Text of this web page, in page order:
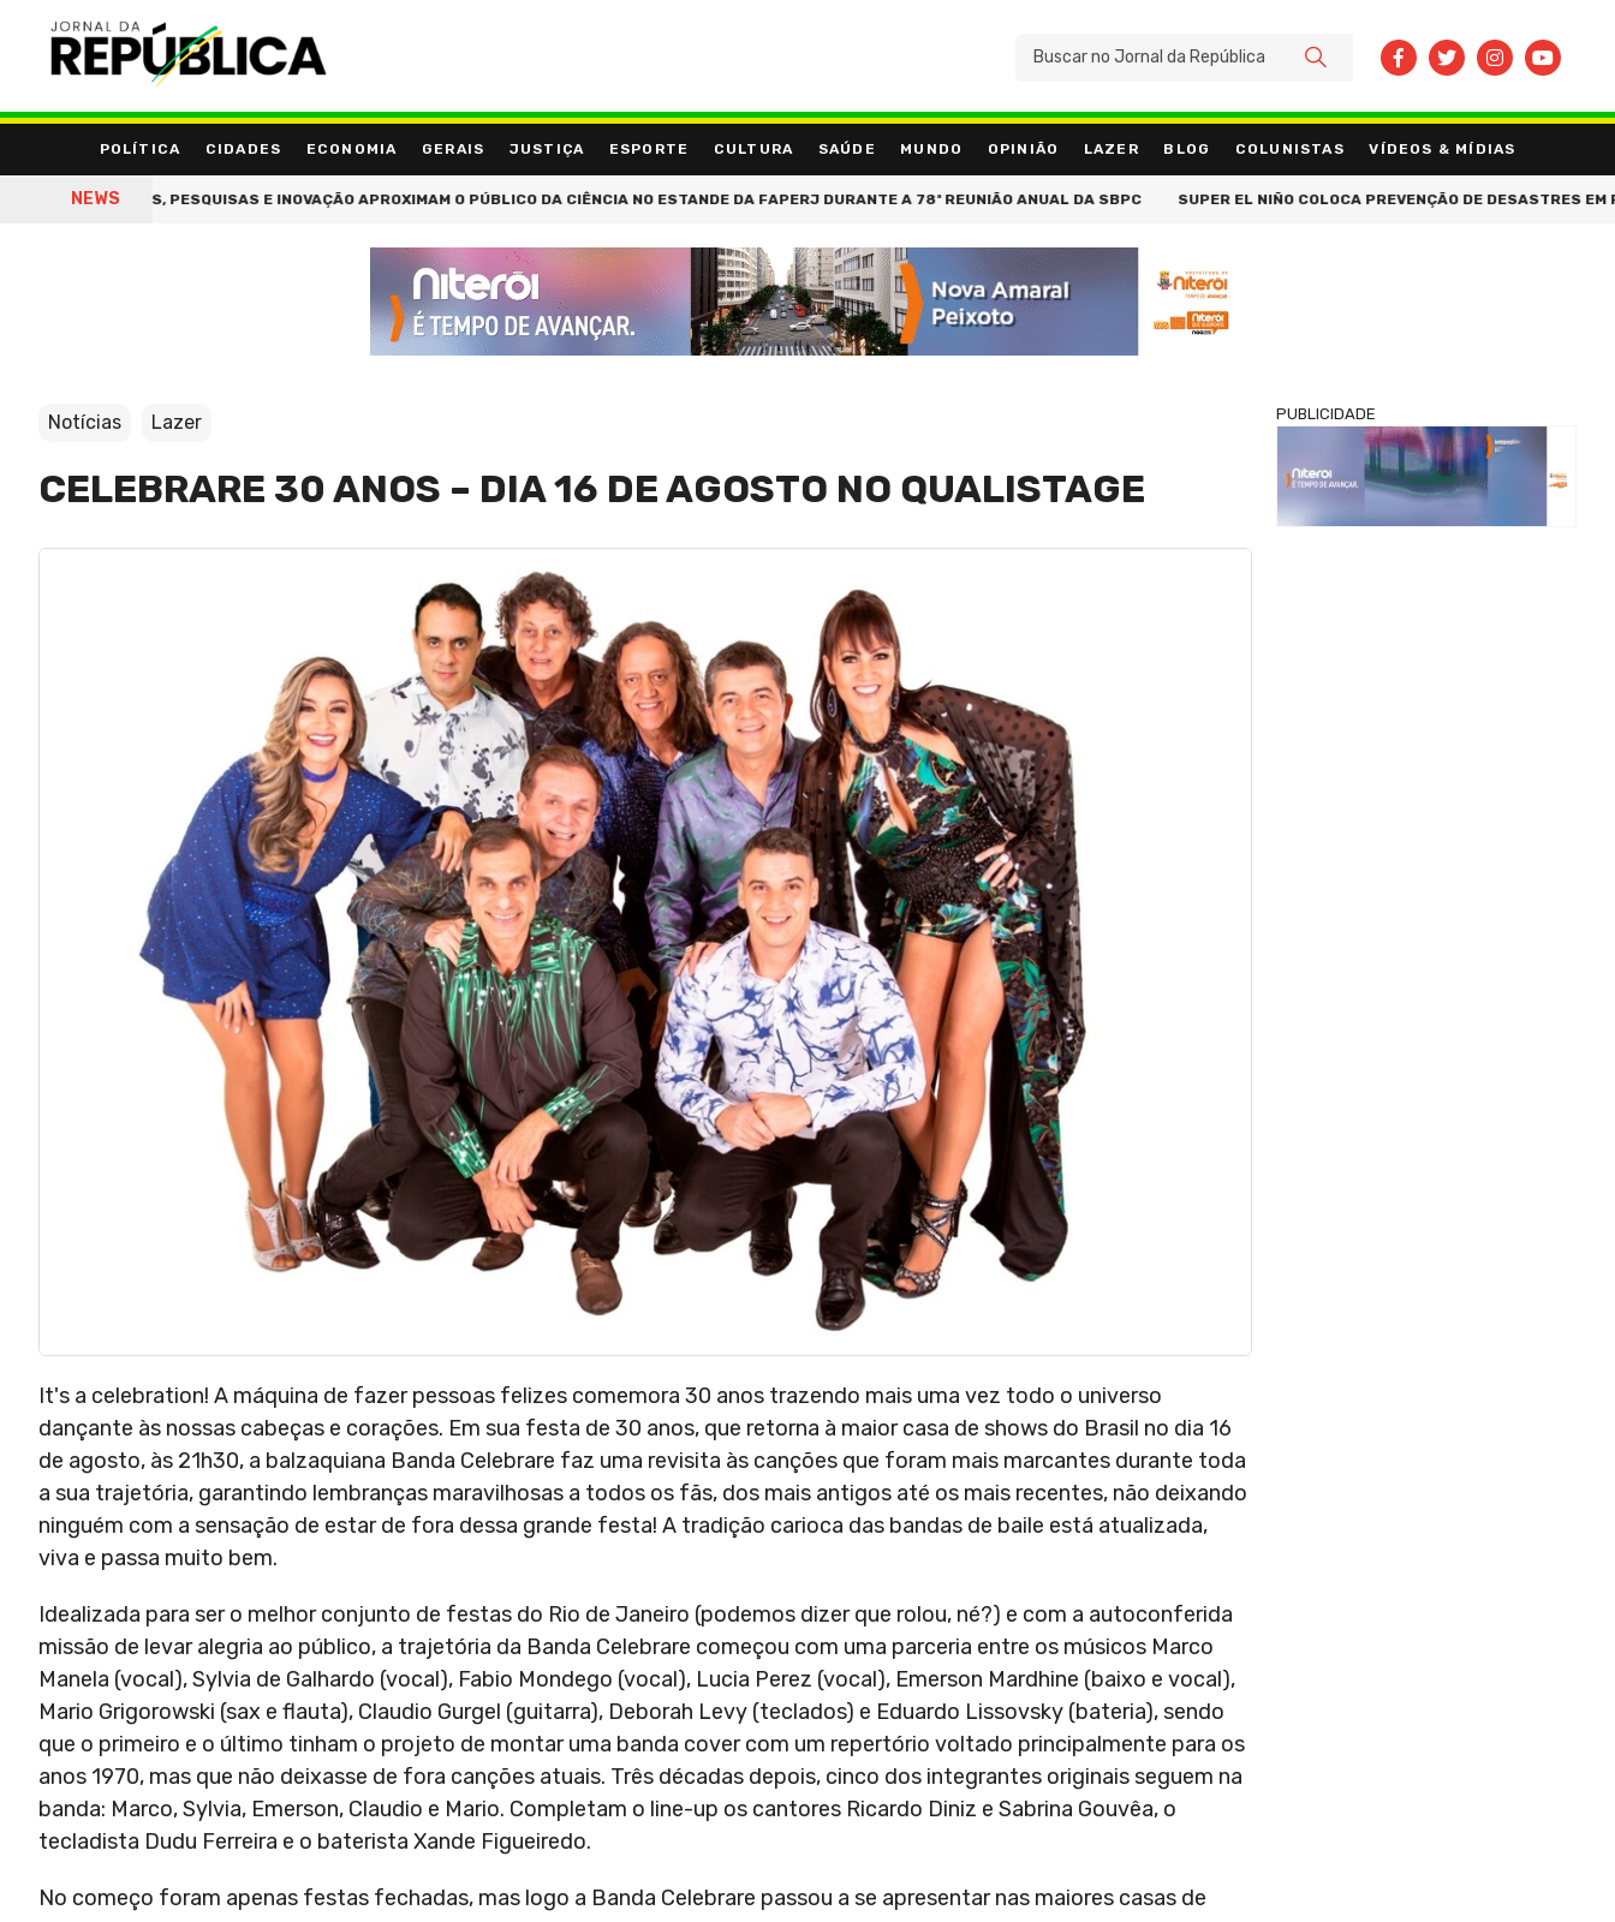
POLÍTICA CIDADES ECONOMIA GERAIS JUSTIÇA ESPORTE CULTURA SAÚDE MUNDO OPINIÃO LAZER BLOG COLUNISTAS VÍDEOS & MÍDIAS
NEWS
LIVROS, PESQUISAS E INOVAÇÃO APROXIMAM O PÚBLICO DA CIÊNCIA NO ESTANDE DA FAPERJ DURANTE A 78ª REUNIÃO ANUAL DA SBPC SUPER EL NIÑO COLOCA PREVENÇÃO DE DESASTRES EM PAUTA NO
BUSCAR
Notícias Lazer
CELEBRARE 30 ANOS – DIA 16 DE AGOSTO NO QUALISTAGE
It's a celebration! A máquina de fazer pessoas felizes comemora 30 anos trazendo mais uma vez todo o universo
dançante às nossas cabeças e corações. Em sua festa de 30 anos, que retorna à maior casa de shows do Brasil no dia 16
de agosto, às 21h30, a balzaquiana Banda Celebrare faz uma revisita às canções que foram mais marcantes durante toda
a sua trajetória, garantindo lembranças maravilhosas a todos os fãs, dos mais antigos até os mais recentes, não deixando
ninguém com a sensação de estar de fora dessa grande festa! A tradição carioca das bandas de baile está atualizada,
viva e passa muito bem.
Idealizada para ser o melhor conjunto de festas do Rio de Janeiro (podemos dizer que rolou, né?) e com a autoconferida
missão de levar alegria ao público, a trajetória da Banda Celebrare começou com uma parceria entre os músicos Marco
Manela (vocal), Sylvia de Galhardo (vocal), Fabio Mondego (vocal), Lucia Perez (vocal), Emerson Mardhine (baixo e vocal),
Mario Grigorowski (sax e flauta), Claudio Gurgel (guitarra), Deborah Levy (teclados) e Eduardo Lissovsky (bateria), sendo
que o primeiro e o último tinham o projeto de montar uma banda cover com um repertório voltado principalmente para os
anos 1970, mas que não deixasse de fora canções atuais. Três décadas depois, cinco dos integrantes originais seguem na
banda: Marco, Sylvia, Emerson, Claudio e Mario. Completam o line-up os cantores Ricardo Diniz e Sabrina Gouvêa, o
tecladista Dudu Ferreira e o baterista Xande Figueiredo.
No começo foram apenas festas fechadas, mas logo a Banda Celebrare passou a se apresentar nas maiores casas de
PUBLICIDADE